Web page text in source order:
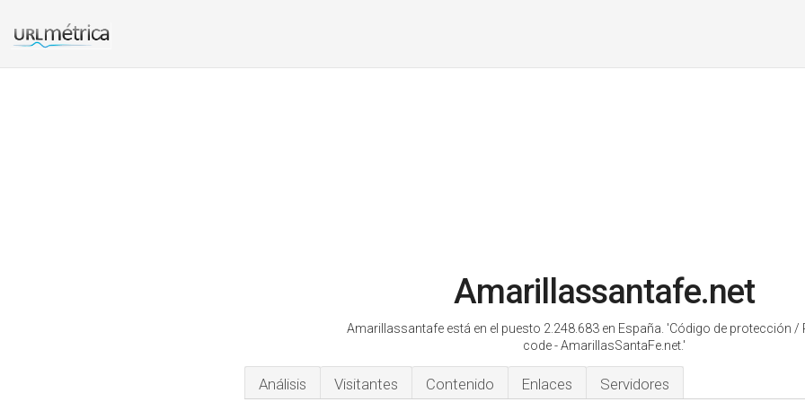
Amarillassantafe.net
Amarillassantafe está en el puesto 2.248.683 en España. 'Código de protección /
code - AmarillasSantaFe.net.'
Análisis Visitantes Contenido Enlaces Servidores